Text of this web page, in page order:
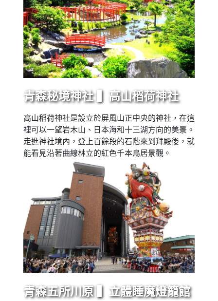
青森秘境神社 ▍高山稻荷神社
高山稻荷神社是設立於屏風山正中央的神社，在這
裡可以一望岩木山、日本海和十三湖方向的美景。
走進神社境內，登上百餘段的石階來到拜殿後，就
能看見沿著曲線林立的紅色千本鳥居景觀。
青森五所川原 ▍立體睡魔燈籠館